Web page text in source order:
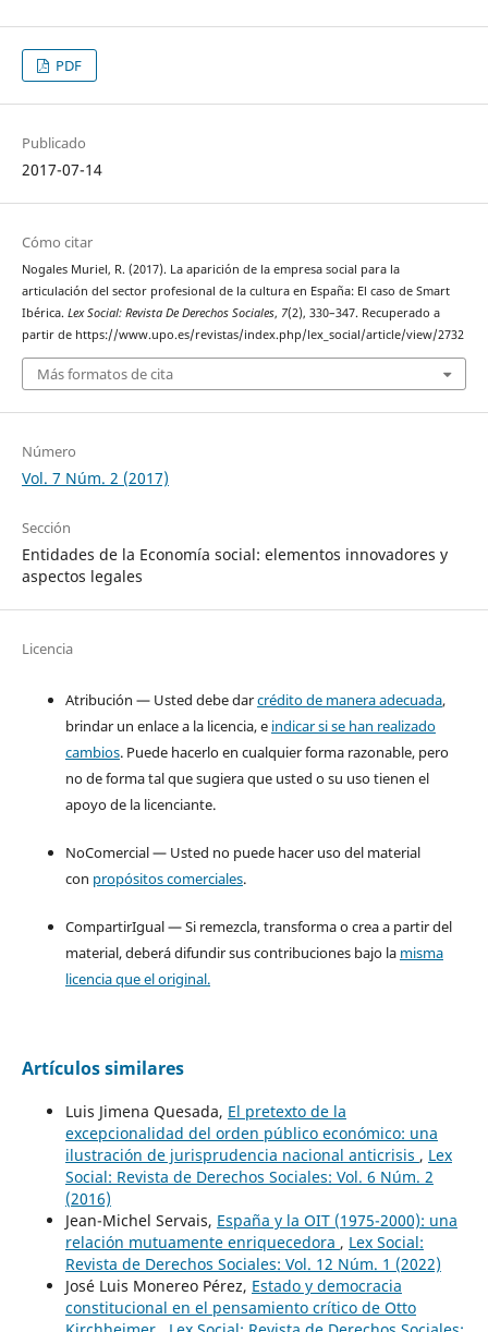
PDF
Publicado
2017-07-14
Cómo citar
Nogales Muriel, R. (2017). La aparición de la empresa social para la
articulación del sector profesional de la cultura en España: El caso de Smart
Ibérica. Lex Social: Revista De Derechos Sociales, 7(2), 330–347. Recuperado a
partir de https://www.upo.es/revistas/index.php/lex_social/article/view/2732
Más formatos de cita
Número
Vol. 7 Núm. 2 (2017)
Sección
Entidades de la Economía social: elementos innovadores y
aspectos legales
Licencia
Atribución — Usted debe darcrédito de manera adecuada,
brindar un enlace a la licencia, e indicar si se han realizado
cambios. Puede hacerlo en cualquier forma razonable, pero
no de forma tal que sugiera que usted o su uso tienen el
apoyo de la licenciante.
NoComercial — Usted no puede hacer uso del material
con propósitos comerciales.
CompartirIgual — Si remezcla, transforma o crea a partir del
material, deberá difundir sus contribuciones bajo la misma
licencia que el original.
Artículos similares
Luis Jimena Quesada, El pretexto de la
excepcionalidad del orden público económico: una
ilustración de jurisprudencia nacional anticrisis , Lex
Social: Revista de Derechos Sociales: Vol. 6 Núm. 2
(2016)
Jean-Michel Servais, España y la OIT (1975-2000): una
relación mutuamente enriquecedora , Lex Social:
Revista de Derechos Sociales: Vol. 12 Núm. 1 (2022)
José Luis Monereo Pérez, Estado y democracia
constitucional en el pensamiento crítico de Otto